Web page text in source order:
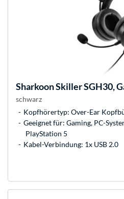
SharkoonSkiller SGH30,
schwarz
Kopfhörertyp: Over-Ear
Geeignet für: Gaming, PC-
PlayStation 5
Kabel-Verbindung: 1x USB 2.0